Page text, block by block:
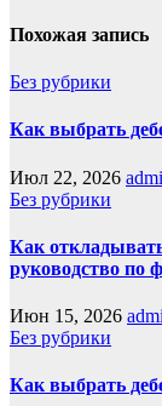
Похожая запись
Без рубрики
Как выбрать
Июл 22, 2026
Без рубрики
Как
руководство по
Июн 15, 2026
Без рубрики
Как выбрать